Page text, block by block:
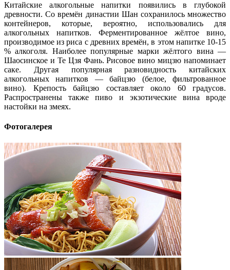
Китайские алкогольные напитки появились в глубокой
древности. Со времён династии Шан сохранилось множество
контейнеров, которые, вероятно, использовались для
алкогольных напитков. Ферментированное жёлтое вино,
производимое из риса с древних времён, в этом напитке 10-15
% алкоголя. Наиболее популярные марки жёлтого вина —
Шаосинское и Те Цзя Фань. Рисовое вино мицзю напоминает
саке. Другая популярная разновидность китайских
алкогольных напитков — байцзю (белое, фильтрованное
вино). Крепость байцзю составляет около 60 градусов.
Распространены также пиво и экзотические вина вроде
настойки на змеях.
Фотогалерея